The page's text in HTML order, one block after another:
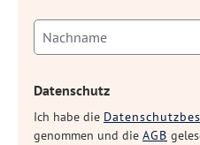
Datenschutz
Ich habe die
genommen und die AGB